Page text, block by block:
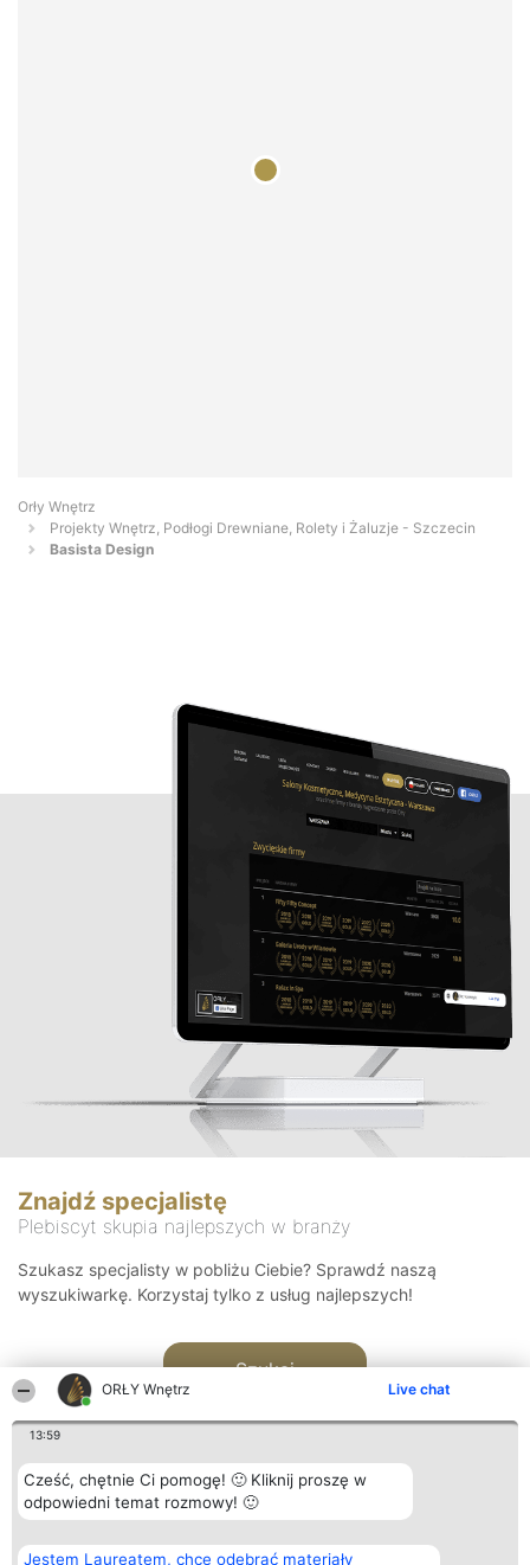
ORŁY Wnętrz Live chat
13:59
Cześć, chętnie Ci pomogę! 🙂 Kliknij proszę w
odpowiedni temat rozmowy! 🙂
Jestem Laureatem, chcę odebrać materiały
Orły Wnętrz
Projekty Wnętrz, Podłogi Drewniane, Rolety i Żaluzje - Szczecin
Basista Design
Znajdź specjalistę
Plebiscyt skupia najlepszych w branży
Szukasz specjalisty w pobliżu Ciebie? Sprawdź naszą
wyszukiwarkę. Korzystaj tylko z usług najlepszych!
Szukaj
Organizator plebiscytu
Bright Side Solutions sp. z o.
Plebiscyt
Laureaci
Kontakt
Kontakt